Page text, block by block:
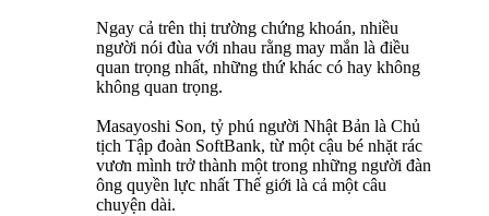
Ngay cả trên thị trường chứng khoán, nhiều
người nói đùa với nhau rằng may mắn là điều
quan trọng nhất, những thứ khác có hay không
không quan trọng.
Masayoshi Son, tỷ phú người Nhật Bản là Chủ
tịch Tập đoàn SoftBank, từ một cậu bé nhặt rác
vươn mình trở thành một trong những người đàn
ông quyền lực nhất Thế giới là cả một câu
chuyện dài.